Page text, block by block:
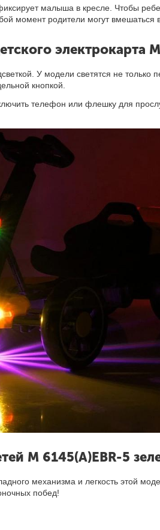
малыша в кресле. Чтобы
момент родители могут
электрокарта
У модели светятся не
кнопкой.
телефон или флешку для
M 6145(A)EBR-5
механизма и легкость этой
побед!